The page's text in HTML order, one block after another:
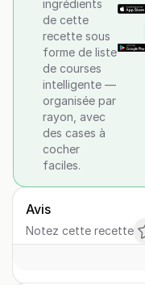
ingrédients
de cette
recette sous
forme de liste
de courses
intelligente —
organisée par
rayon, avec
des cases à
cocher
faciles.
Avis
Notez cette recette